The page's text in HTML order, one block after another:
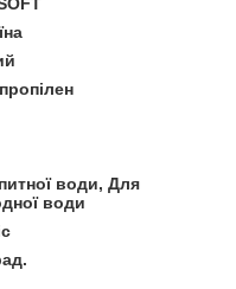
води, Для
води